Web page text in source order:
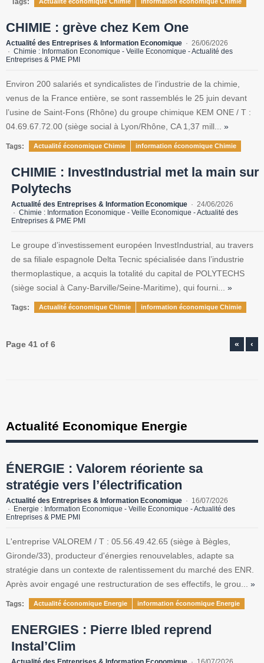
Tags:
CHIMIE : grève chez Kem One
Actualité des Entreprises & Information Economique
26/06/2026
Chimie : Information Economique - Veille Economique - Actualité des
Entreprises & PME PMI
Environ 200 salariés et syndicalistes de l’industrie de la chimie,
venus de la France entière, se sont rassemblés le 25 juin devant
l’usine de Saint-Fons (Rhône) du groupe chimique KEM ONE / T :
04.69.67.72.00 (siège social à Lyon/Rhône, CA 1,37 mill... »
Tags: Actualité économique Chimie information économique Chimie
CHIMIE : InvestIndustrial met la main sur
Polytechs
Actualité des Entreprises & Information Economique
24/06/2026
Chimie : Information Economique - Veille Economique - Actualité des
Entreprises & PME PMI
Le groupe d’investissement européen InvestIndustrial, au travers
de sa filiale espagnole Delta Tecnic spécialisée dans l’industrie
thermoplastique, a acquis la totalité du capital de POLYTECHS
(siège social à Cany-Barville/Seine-Maritime), qui fourni... »
Tags: Actualité économique Chimie information économique Chimie
Page 41 of 6 « ‹
Actualité Economique Energie
ÉNERGIE : Valorem réoriente sa
stratégie vers l’électrification
Actualité des Entreprises & Information Economique
16/07/2026
Energie : Information Economique - Veille Economique - Actualité des
Entreprises & PME PMI
L'entreprise VALOREM / T : 05.56.49.42.65 (siège à Bègles,
Gironde/33), producteur d'énergies renouvelables, adapte sa
stratégie dans un contexte de ralentissement du marché des ENR.
Après avoir engagé une restructuration de ses effectifs, le grou... »
Tags: Actualité économique Energie information économique Energie
ENERGIES : Pierre Ibled reprend
Instal’Clim